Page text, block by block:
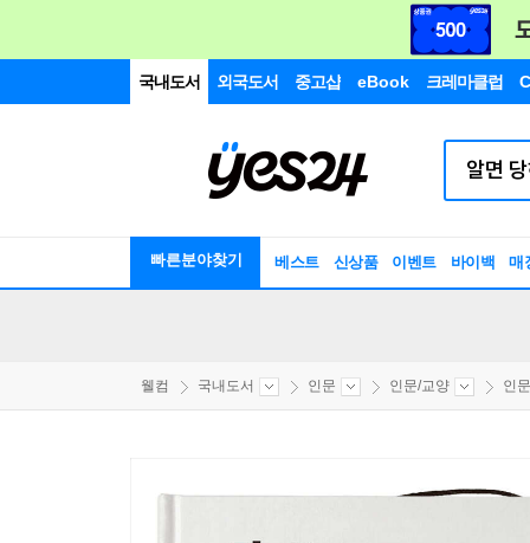
국내도서 외국도서 중고샵 eBook 크레마클럽
빠른분야찾기 베스트 신상품 이벤트 바이백 매
웰컴 국내도서 인문 인문/교양 인